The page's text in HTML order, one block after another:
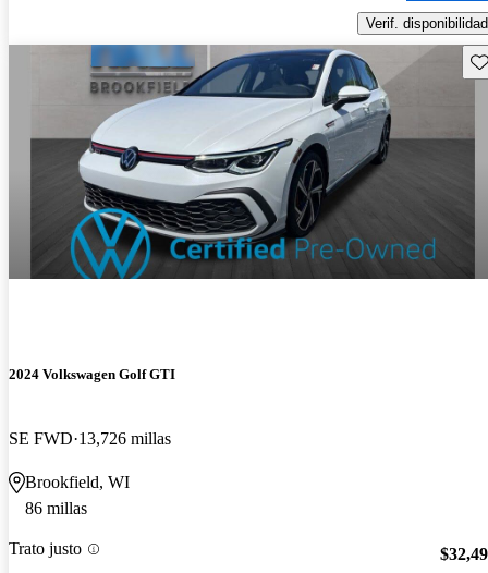
Verif. disponibilidad
2024 Volkswagen Golf GTI
SE FWD 13,726 millas
Brookfield, WI
86 millas
Trato justo